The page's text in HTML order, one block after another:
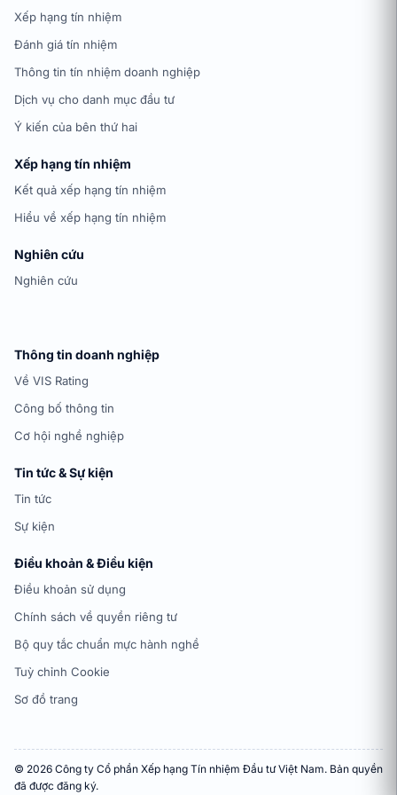
Xếp hạng tín nhiệm
Đánh giá tín nhiệm
Thông tin tín nhiệm doanh nghiệp
Dịch vụ cho danh mục đầu tư
Ý kiến của bên thứ hai
Xếp hạng tín nhiệm
Kết quả xếp hạng tín nhiệm
Hiểu về xếp hạng tín nhiệm
Nghiên cứu
Nghiên cứu
Thông tin doanh nghiệp
Về VIS Rating
Công bố thông tin
Cơ hội nghề nghiệp
Tin tức & Sự kiện
Tin tức
Sự kiện
Điều khoản & Điều kiện
Điều khoản sử dụng
Chính sách về quyền riêng tư
Bộ quy tắc chuẩn mực hành nghề
Tuỳ chỉnh Cookie
Sơ đồ trang
© 2026 Công ty Cổ phần Xếp hạng Tín nhiệm Đầu tư Việt Nam. Bản quyền
đã được đăng ký.